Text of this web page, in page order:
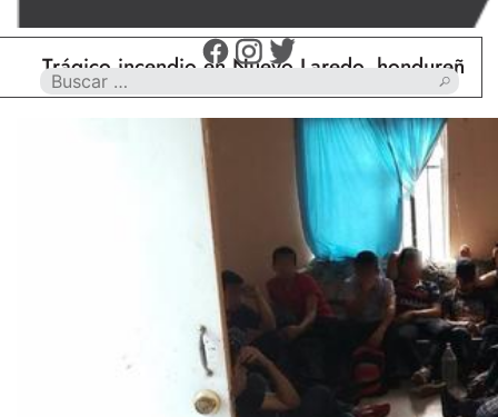
incendio en Nuevo Laredo, hondureño muere